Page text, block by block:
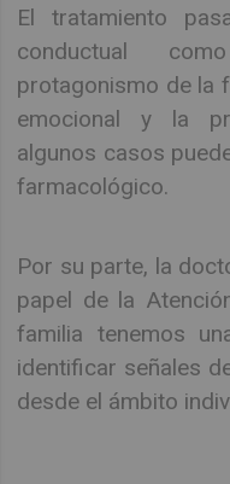
El tratamiento
conductual
protagonismo de la
emocional y la
algunos casos
farmacológico.
Por su parte, la
papel de la
familia tenemos
identificar señales
desde el ámbito